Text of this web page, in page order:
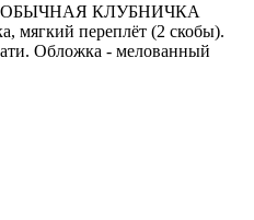
НЕОБЫЧНАЯ КЛУБНИЧКА
мягкий переплёт (2 скобы).
Обложка - мелованный